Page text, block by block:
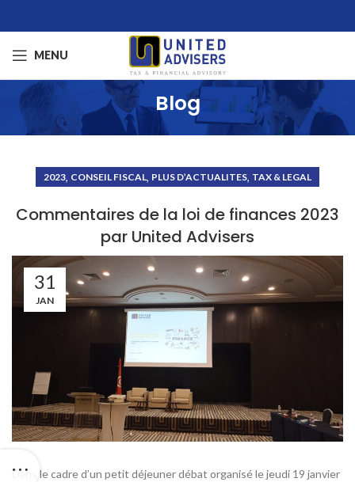
MENU
Blog
2023, CONSEIL FISCAL, PLUS D’ACTUALITES, TAX & LEGAL
Commentaires de la loi de finances 2023
par United Advisers
31
JAN
Dans le cadre d’un petit déjeuner débat organisé le jeudi 19 janvier